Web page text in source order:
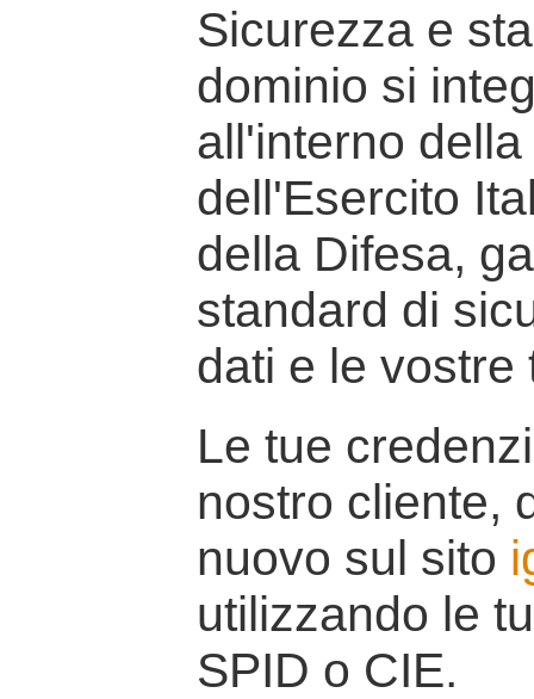
Sicurezza e
dominio si
all'interno
dell'Esercito
della Difesa,
standard di
dati e le vostre
Le tue
nostro cliente,
nuovo sul sito
utilizzando le
SPID o CIE.